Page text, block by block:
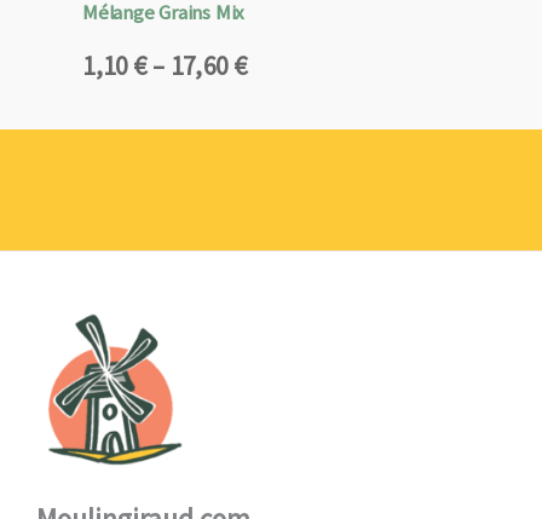
Mélange Grains Mix
1,10€– 17,60€
Plage
prix :